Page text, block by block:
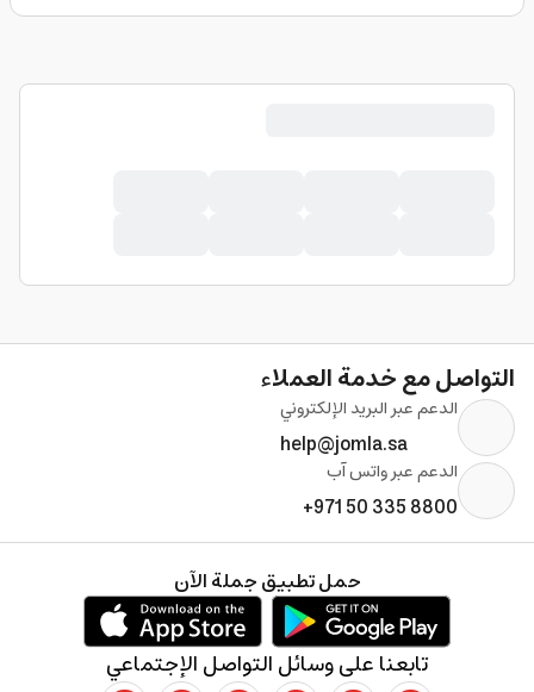
التواصل مع خدمة العملاء
الدعم عبر البريد الإلكتروني
help@jomla.sa
الدعم عبر واتس آب
+971 50 335 8800
تابعنا على وسائل التواصل الإجتماعي
حمل تطبيق جملة الآن